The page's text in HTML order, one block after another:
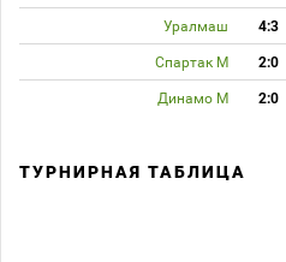
Уралмаш 4:3
Спартак М 2:0
Динамо М 2:0
ТУРНИРНАЯ ТАБЛИЦА